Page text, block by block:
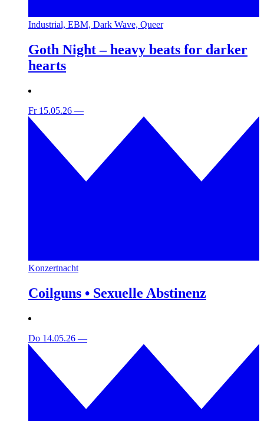
Industrial, EBM, Dark Wave, Queer
Goth Night – heavy beats for darker
hearts
Fr 15.05.26 —
Konzertnacht
Coilguns • Sexuelle Abstinenz
Do 14.05.26 —